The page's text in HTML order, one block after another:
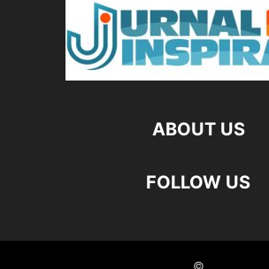
ABOUT US
FOLLOW US
©